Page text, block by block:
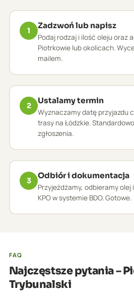
1
Zadzwoń lub napisz
Podaj rodzaj i ilość oleju oraz
Piotrkowie lub okolicach.
mailem.
2
Ustalamy termin
Wyznaczamy datę przyjazdu
trasy na Łódzkie.
zgłoszenia.
3
Odbiór i dokumentacja
Przyjeżdżamy, odbieramy
KPO w systemie BDO. Gotowe.
FAQ
Najczęstsze pytania –
Trybunalski